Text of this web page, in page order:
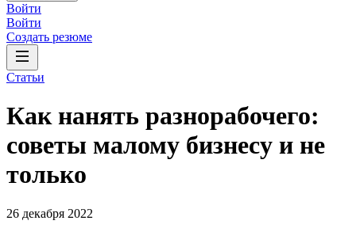
Войти
Войти
Создать резюме
Статьи
Как нанять разнорабочего:
советы малому бизнесу и не
только
26 декабря 2022